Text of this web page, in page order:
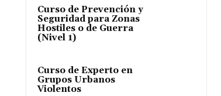
Curso de Prevención y
Seguridad para Zonas
Hostiles o de Guerra
(Nivel 1)
Curso de Experto en
Grupos Urbanos
Violentos